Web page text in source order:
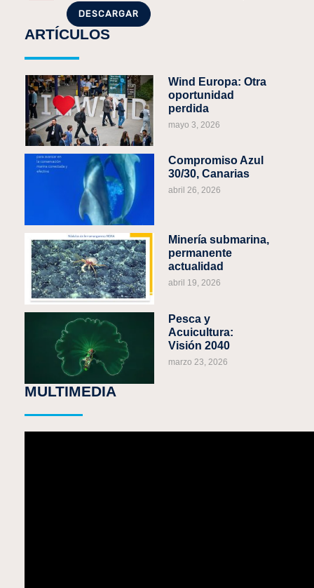
DESCARGAR
ARTÍCULOS
Wind Europa: Otra
oportunidad
perdida
mayo 3, 2026
Compromiso Azul
30/30, Canarias
abril 26, 2026
Minería submarina,
permanente
actualidad
abril 19, 2026
Pesca y
Acuicultura:
Visión 2040
marzo 23, 2026
MULTIMEDIA